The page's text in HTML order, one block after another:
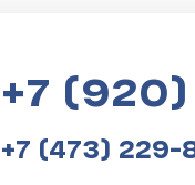
+7
+7 (473) 229-